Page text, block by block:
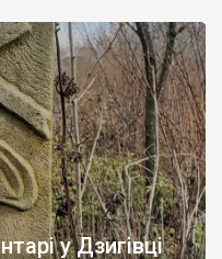
лікарню. Коли із
не […]
у Дзигівці